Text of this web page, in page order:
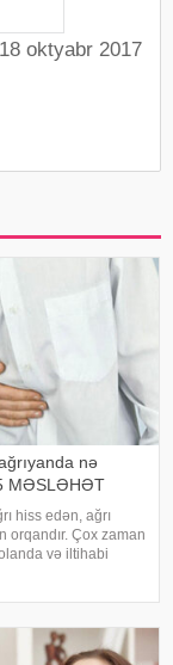
oktyabr 2017
nə
MƏSLƏHƏT
hiss edən, ağrı
orqandır. Çox zaman
və iltihabi
ağrıkəsic